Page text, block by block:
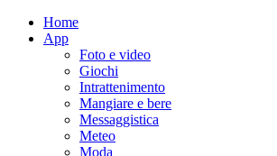
Home
App
Foto e video
Giochi
Intrattenimento
Mangiare e bere
Messaggistica
Meteo
Moda